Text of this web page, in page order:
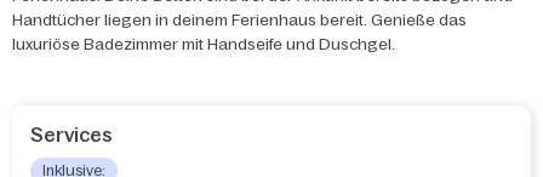
Handtücher liegen in deinem Ferienhaus bereit. Genieße das
luxuriöse Badezimmer mit Handseife und Duschgel.
Services
Inklusive: